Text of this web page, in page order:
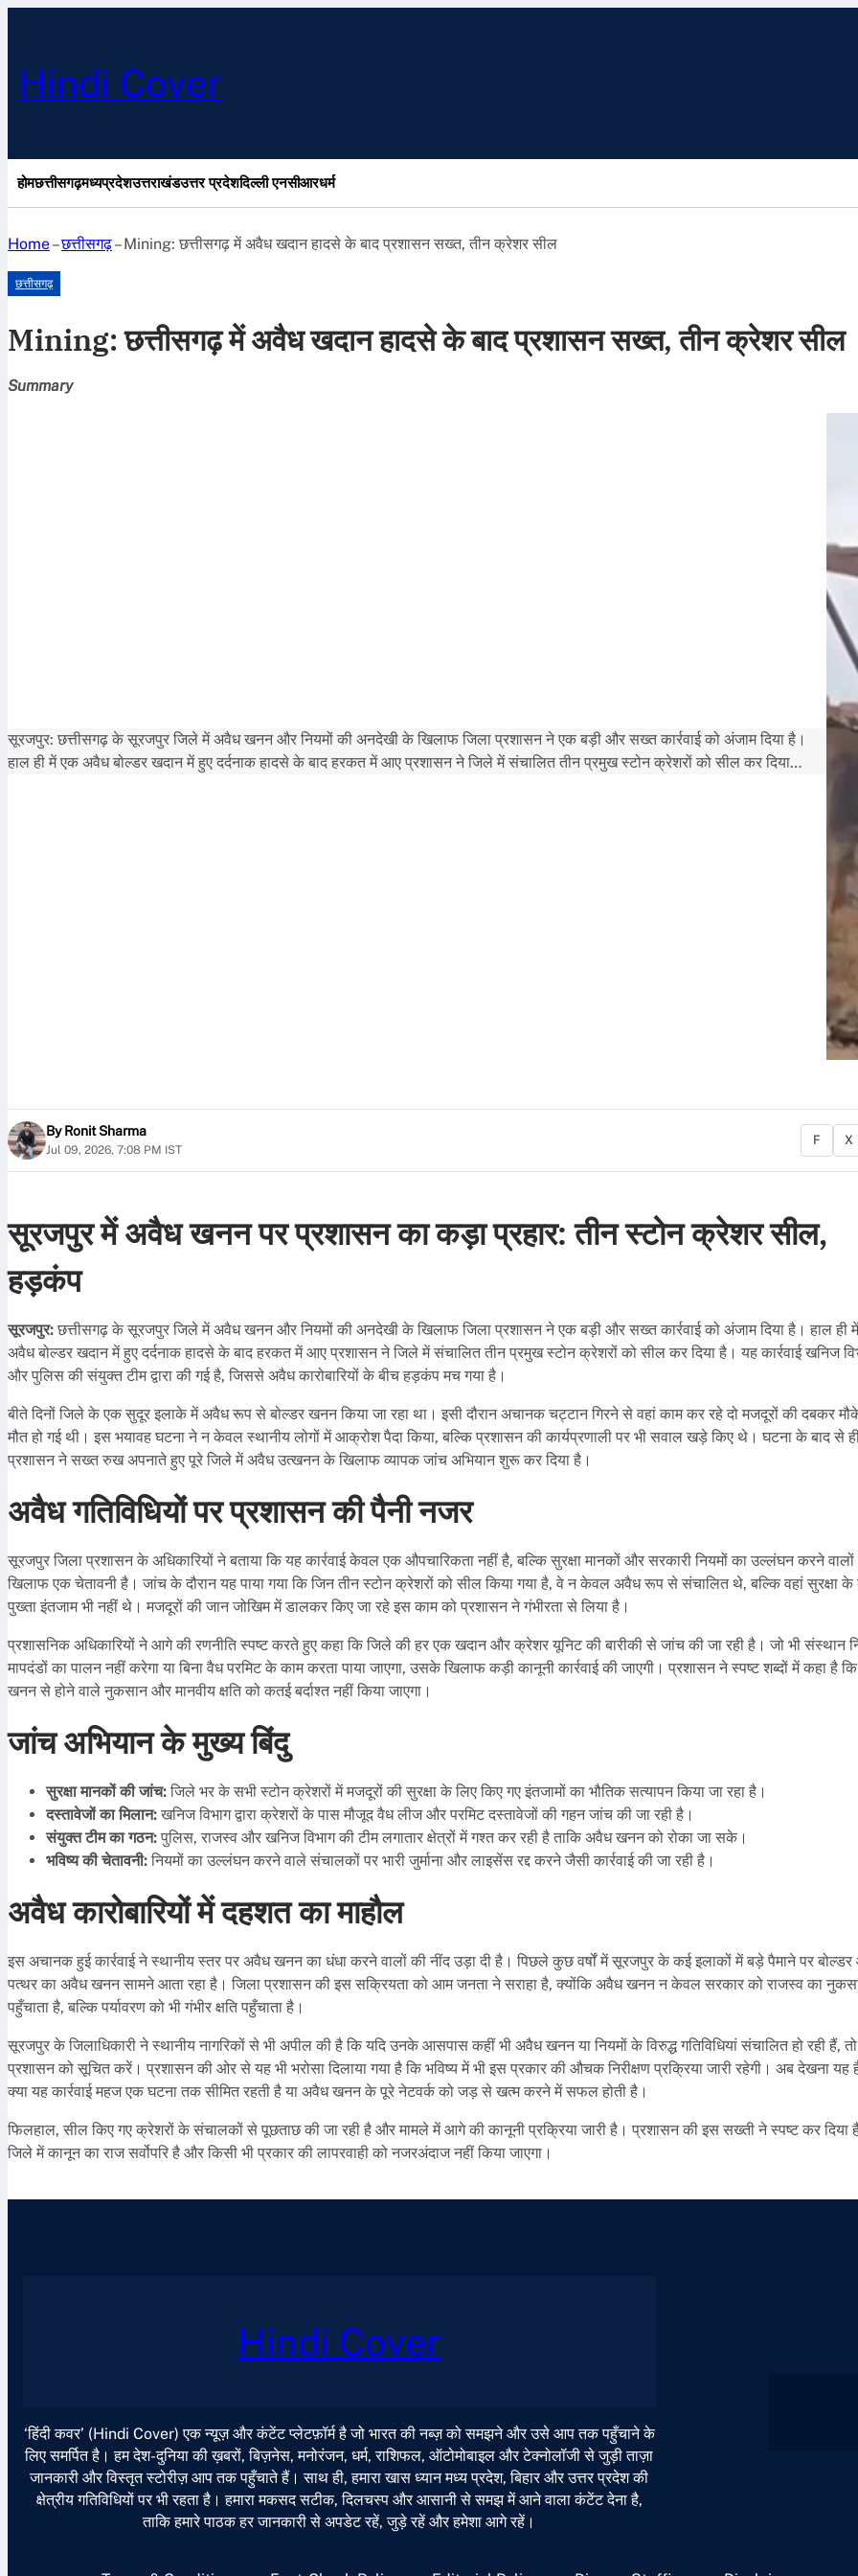
Hindi Cover
होमछत्तीसगढ़मध्यप्रदेशउत्तराखंडउत्तर प्रदेशदिल्ली एनसीआरधर्म
Home–छत्तीसगढ़–Mining: छत्तीसगढ़ में अवैध खदान हादसे के बाद प्रशासन सख्त, तीन क्रेशर सील
छत्तीसगढ़
Mining: छत्तीसगढ़ में अवैध खदान हादसे के बाद प्रशासन सख्त, तीन क्रेशर सील
Summary
सूरजपुर: छत्तीसगढ़ के सूरजपुर जिले में अवैध खनन और नियमों की अनदेखी के खिलाफ जिला प्रशासन ने एक बड़ी और सख्त कार्रवाई को अंजाम दिया है।
हाल ही में एक अवैध बोल्डर खदान में हुए दर्दनाक हादसे के बाद हरकत में आए प्रशासन ने जिले में संचालित तीन प्रमुख स्टोन क्रेशरों को सील कर दिया…
ByRonit Sharma
Jul 09, 2026, 7:08 PM IST
F X
सूरजपुर में अवैध खनन पर प्रशासन का कड़ा प्रहार: तीन स्टोन क्रेशर सील,
हड़कंप
सूरजपुर: छत्तीसगढ़ के सूरजपुर जिले में अवैध खनन और नियमों की अनदेखी के खिलाफ जिला प्रशासन ने एक बड़ी और सख्त कार्रवाई को अंजाम दिया है। हाल ही
अवैध बोल्डर खदान में हुए दर्दनाक हादसे के बाद हरकत में आए प्रशासन ने जिले में संचालित तीन प्रमुख स्टोन क्रेशरों को सील कर दिया है। यह कार्रवाई खनिज
और पुलिस की संयुक्त टीम द्वारा की गई है, जिससे अवैध कारोबारियों के बीच हड़कंप मच गया है।
बीते दिनों जिले के एक सुदूर इलाके में अवैध रूप से बोल्डर खनन किया जा रहा था। इसी दौरान अचानक चट्टान गिरने से वहां काम कर रहे दो मजदूरों की दबकर
मौत हो गई थी। इस भयावह घटना ने न केवल स्थानीय लोगों में आक्रोश पैदा किया, बल्कि प्रशासन की कार्यप्रणाली पर भी सवाल खड़े किए थे। घटना के बाद से
प्रशासन ने सख्त रुख अपनाते हुए पूरे जिले में अवैध उत्खनन के खिलाफ व्यापक जांच अभियान शुरू कर दिया है।
अवैध गतिविधियों पर प्रशासन की पैनी नजर
सूरजपुर जिला प्रशासन के अधिकारियों ने बताया कि यह कार्रवाई केवल एक औपचारिकता नहीं है, बल्कि सुरक्षा मानकों और सरकारी नियमों का उल्लंघन करने
खिलाफ एक चेतावनी है। जांच के दौरान यह पाया गया कि जिन तीन स्टोन क्रेशरों को सील किया गया है, वे न केवल अवैध रूप से संचालित थे, बल्कि वहां सुरक्षा के
पुख्ता इंतजाम भी नहीं थे। मजदूरों की जान जोखिम में डालकर किए जा रहे इस काम को प्रशासन ने गंभीरता से लिया है।
प्रशासनिक अधिकारियों ने आगे की रणनीति स्पष्ट करते हुए कहा कि जिले की हर एक खदान और क्रेशर यूनिट की बारीकी से जांच की जा रही है। जो भी संस्थान
मापदंडों का पालन नहीं करेगा या बिना वैध परमिट के काम करता पाया जाएगा, उसके खिलाफ कड़ी कानूनी कार्रवाई की जाएगी। प्रशासन ने स्पष्ट शब्दों में कहा है
खनन से होने वाले नुकसान और मानवीय क्षति को कतई बर्दाश्त नहीं किया जाएगा।
जांच अभियान के मुख्य बिंदु
सुरक्षा मानकों की जांच: जिले भर के सभी स्टोन क्रेशरों में मजदूरों की सुरक्षा के लिए किए गए इंतजामों का भौतिक सत्यापन किया जा रहा है।
दस्तावेजों का मिलान: खनिज विभाग द्वारा क्रेशरों के पास मौजूद वैध लीज और परमिट दस्तावेजों की गहन जांच की जा रही है।
संयुक्त टीम का गठन: पुलिस, राजस्व और खनिज विभाग की टीम लगातार क्षेत्रों में गश्त कर रही है ताकि अवैध खनन को रोका जा सके।
भविष्य की चेतावनी: नियमों का उल्लंघन करने वाले संचालकों पर भारी जुर्माना और लाइसेंस रद्द करने जैसी कार्रवाई की जा रही है।
अवैध कारोबारियों में दहशत का माहौल
इस अचानक हुई कार्रवाई ने स्थानीय स्तर पर अवैध खनन का धंधा करने वालों की नींद उड़ा दी है। पिछले कुछ वर्षों में सूरजपुर के कई इलाकों में बड़े पैमाने पर
पत्थर का अवैध खनन सामने आता रहा है। जिला प्रशासन की इस सक्रियता को आम जनता ने सराहा है, क्योंकि अवैध खनन न केवल सरकार को राजस्व का
पहुँचाता है, बल्कि पर्यावरण को भी गंभीर क्षति पहुँचाता है।
सूरजपुर के जिलाधिकारी ने स्थानीय नागरिकों से भी अपील की है कि यदि उनके आसपास कहीं भी अवैध खनन या नियमों के विरुद्ध गतिविधियां संचालित हो रही हैं,
प्रशासन को सूचित करें। प्रशासन की ओर से यह भी भरोसा दिलाया गया है कि भविष्य में भी इस प्रकार की औचक निरीक्षण प्रक्रिया जारी रहेगी। अब देखना यह
क्या यह कार्रवाई महज एक घटना तक सीमित रहती है या अवैध खनन के पूरे नेटवर्क को जड़ से खत्म करने में सफल होती है।
फिलहाल, सील किए गए क्रेशरों के संचालकों से पूछताछ की जा रही है और मामले में आगे की कानूनी प्रक्रिया जारी है। प्रशासन की इस सख्ती ने स्पष्ट कर दिया
जिले में कानून का राज सर्वोपरि है और किसी भी प्रकार की लापरवाही को नजरअंदाज नहीं किया जाएगा।
Hindi Cover
‘हिंदी कवर’ (Hindi Cover) एक न्यूज़ और कंटेंट प्लेटफ़ॉर्म है जो भारत की नब्ज़ को समझने और उसे आप तक पहुँचाने के
लिए समर्पित है। हम देश-दुनिया की ख़बरों, बिज़नेस, मनोरंजन, धर्म, राशिफल, ऑटोमोबाइल और टेक्नोलॉजी से जुड़ी ताज़ा
जानकारी और विस्तृत स्टोरीज़ आप तक पहुँचाते हैं। साथ ही, हमारा खास ध्यान मध्य प्रदेश, बिहार और उत्तर प्रदेश की
क्षेत्रीय गतिविधियों पर भी रहता है। हमारा मकसद सटीक, दिलचस्प और आसानी से समझ में आने वाला कंटेंट देना है,
ताकि हमारे पाठक हर जानकारी से अपडेट रहें, जुड़े रहें और हमेशा आगे रहें।